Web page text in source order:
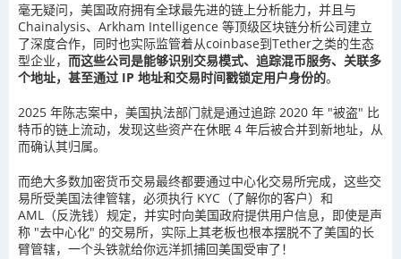
毫无疑问，美国政府拥有全球最先进的链上分析能力，并且与
Chainalysis、Arkham Intelligence 等顶级区块链分析公司建立
了深度合作，同时也实际监管着从coinbase到Tether之类的生态
型企业， 而这些公司是能够识别交易模式、追踪混币服务、关联多
个地址，甚至通过 IP 地址和交易时间戳锁定用户身份的。
2025 年陈志案中，美国执法部门就是通过追踪 2020 年 "被盗" 比
特币的链上流动，发现这些资产在休眠 4 年后被合并到新地址，从
而确认其归属。
而绝大多数加密货币交易最终都要通过中心化交易所完成，这些交
易所受美国法律管辖，必须执行 KYC（了解你的客户）和
AML（反洗钱）规定，并实时向美国政府提供用户信息，即使是声
称 "去中心化" 的交易所，实际上其老板也根本摆脱不了美国的长
臂管辖，一个头铁就给你远洋抓捕回美国受审了！